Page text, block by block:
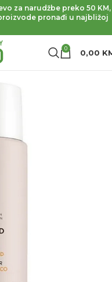
za narudžbe preko 50 KM,
pronađi u najbližoj
0 0,00